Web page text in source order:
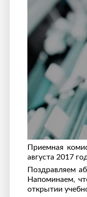
Приемная
августа 2017
Поздравляем
Напоминаем,
открытии